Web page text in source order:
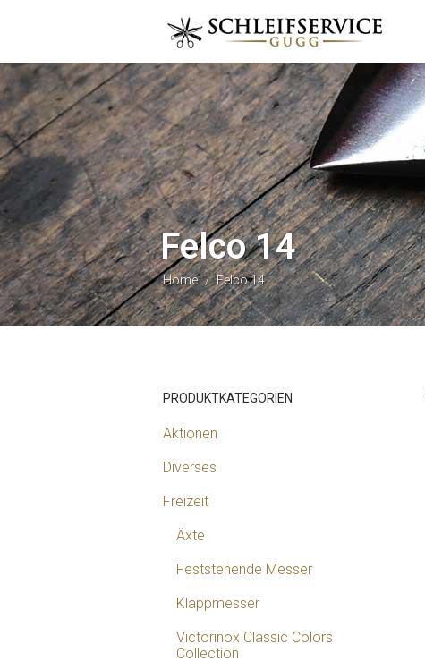
Felco 14
Home / Felco 14
PRODUKTKATEGORIEN
Aktionen
Diverses
Freizeit
Äxte
Feststehende Messer
Klappmesser
Victorinox Classic Colors
Collection